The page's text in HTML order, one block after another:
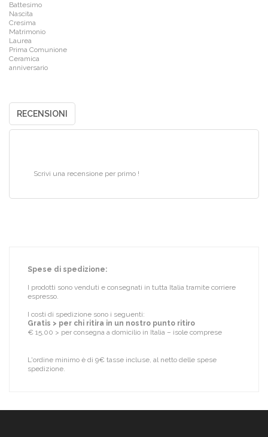
Battesimo
Nascita
Cresima
Matrimonio
Laurea
Prima Comunione
Ceramica
anniversario
RECENSIONI
Scrivi una recensione per primo !
Spese di spedizione:
I prodotti sono venduti e consegnati in tutta Italia tramite corriere
espresso.
I costi di spedizione sono i seguenti:
Gratis > per chi ritira in un nostro punto ritiro
€ 15,00 > per consegna a domicilio in Italia – isole comprese
L'ordine minimo è di 9€ tasse incluse, al netto delle spese
spedizione.